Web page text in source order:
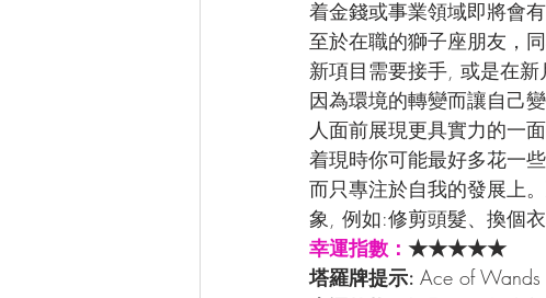
着金錢或事業領域即將會
至於在職的獅子座朋友，
新項目需要接手, 或是在
因為環境的轉變而讓自己
人面前展現更具實力的一
着現時你可能最好多花一
而只專注於自我的發展上
象, 例如:修剪頭髮、換個
幸運指數： ★★★★★
塔羅牌提示: Ace of